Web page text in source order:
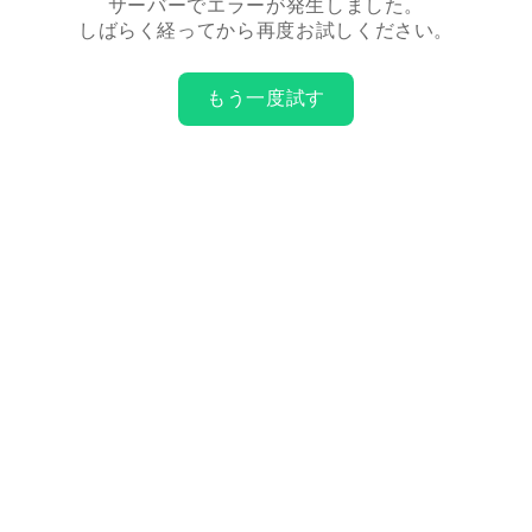
サーバーでエラーが発生しました。
しばらく経ってから再度お試しください。
もう一度試す